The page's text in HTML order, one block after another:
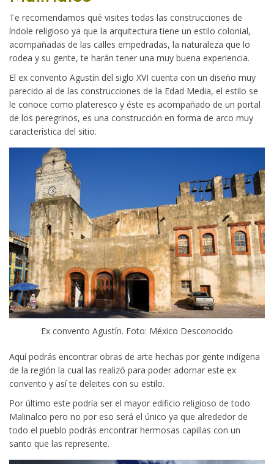
Te recomendamos qué visites todas las construcciones de
índole religioso ya que la arquitectura tiene un estilo colonial,
acompañadas de las calles empedradas, la naturaleza que lo
rodea y su gente, te harán tener una muy buena experiencia.
El ex convento Agustín del siglo XVI cuenta con un diseño muy
parecido al de las construcciones de la Edad Media, el estilo se
le conoce como plateresco y éste es acompañado de un portal
de los peregrinos, es una construcción en forma de arco muy
característica del sitio.
Ex convento Agustín. Foto: México Desconocido
Aquí podrás encontrar obras de arte hechas por gente indígena
de la región la cual las realizó para poder adornar este ex
convento y así te deleites con su estilo.
Por último este podría ser el mayor edificio religioso de todo
Malinalco pero no por eso será el único ya que alrededor de
todo el pueblo podrás encontrar hermosas capillas con un
santo que las represente.